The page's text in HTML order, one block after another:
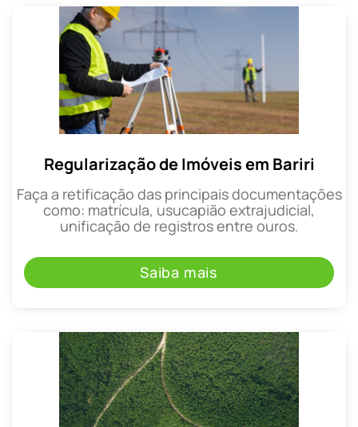
Regularização de Imóveis em Bariri
Faça a retificação das principais documentações
como: matrícula, usucapião extrajudicial,
unificação de registros entre ouros.
Saiba mais